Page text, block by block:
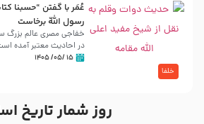
خلفا
عُمَر با گفتن “حسبنا
رسول اللّه برخاست
در احادیث معتبر آمده
۱۵ /۰۵/ ۱۴۰۵
روز شمار تاریخ